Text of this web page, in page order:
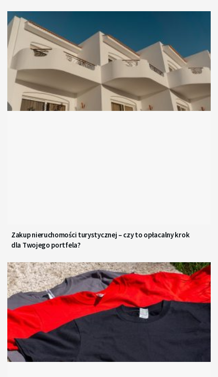
Zakup nieruchomości turystycznej – czy to opłacalny krok
dla Twojego portfela?